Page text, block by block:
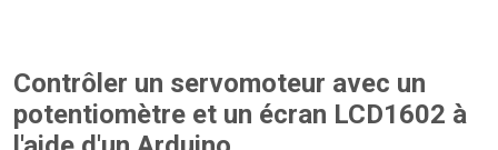
Contrôler un servomoteur avec un
potentiomètre et un écran LCD1602 à